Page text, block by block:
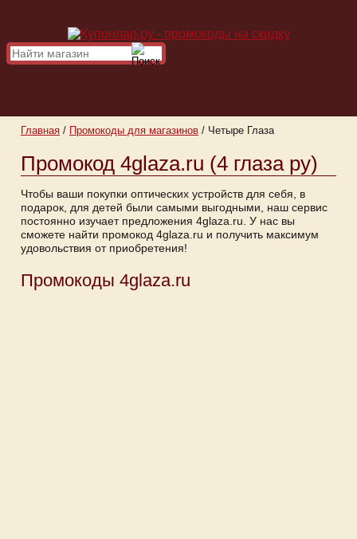
Главная / Промокоды для магазинов / Четыре Глаза
Промокод 4glaza.ru (4 глаза ру)
Чтобы ваши покупки оптических устройств для себя, в
подарок, для детей были самыми выгодными, наш сервис
постоянно изучает предложения 4glaza.ru. У нас вы
сможете найти промокод 4glaza.ru и получить максимум
удовольствия от приобретения!
Промокоды 4glaza.ru